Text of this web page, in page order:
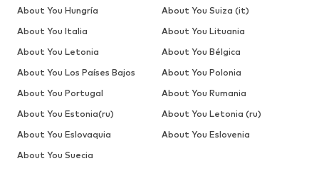
About You Hungría
About You Suiza (it)
About You Italia
About You Lituania
About You Letonia
About You Bélgica
About You Los Países Bajos
About You Polonia
About You Portugal
About You Rumania
About You Estonia(ru)
About You Letonia (ru)
About You Eslovaquia
About You Eslovenia
About You Suecia